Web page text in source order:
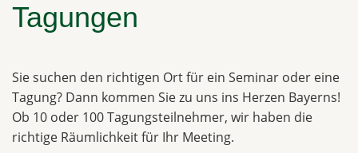
Tagungen
Sie suchen den richtigen Ort für ein Seminar oder eine
Tagung? Dann kommen Sie zu uns ins Herzen Bayerns!
Ob 10 oder 100 Tagungsteilnehmer, wir haben die
richtige Räumlichkeit für Ihr Meeting.